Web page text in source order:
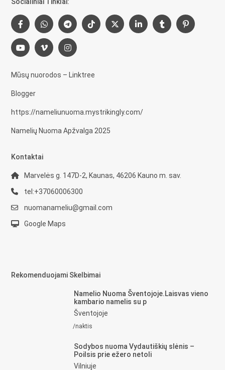
Mūsų nuorodos – Linktree
Blogger
https://nameliunuoma.mystrikingly.com/
Namelių Nuoma Apžvalga 2025
Kontaktai
Marvelės g. 147D-2, Kaunas, 46206 Kauno m. sav.
tel:+37060006300
nuomanameliu@gmail.com
Google Maps
Rekomenduojami Skelbimai
Namelio Nuoma Šventojoje.Laisvas vieno
kambario namelis su p
Šventojoje
/naktis
Sodybos nuoma Vydautiškių slėnis –
Poilsis prie ežero netoli
Vilniuje